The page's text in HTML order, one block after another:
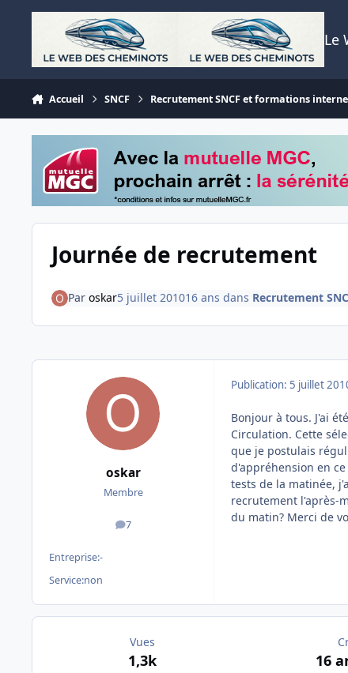
Aller au contenu
Le
Accueil SNCF Recrutement SNCF et formations
Journée de recrutement
Par oskar5 juillet 201016 ans dans Recrutement
oskar
Membre
7
messages
Entreprise:-
Service:non
Publication: 5 juillet
Bonjour à tous. J'ai
Circulation. Cette
que je postulais
d'appréhension en
tests de la matinée,
recrutement l'après-
du matin? Merci de
Vues
1,3k 16